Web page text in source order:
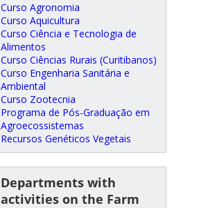
Curso Agronomia
Curso Aquicultura
Curso Ciência e Tecnologia de
Alimentos
Curso Ciências Rurais (Curitibanos)
Curso Engenharia Sanitária e
Ambiental
Curso Zootecnia
Programa de Pós-Graduação em
Agroecossistemas
Recursos Genéticos Vegetais
Departments with
activities on the Farm